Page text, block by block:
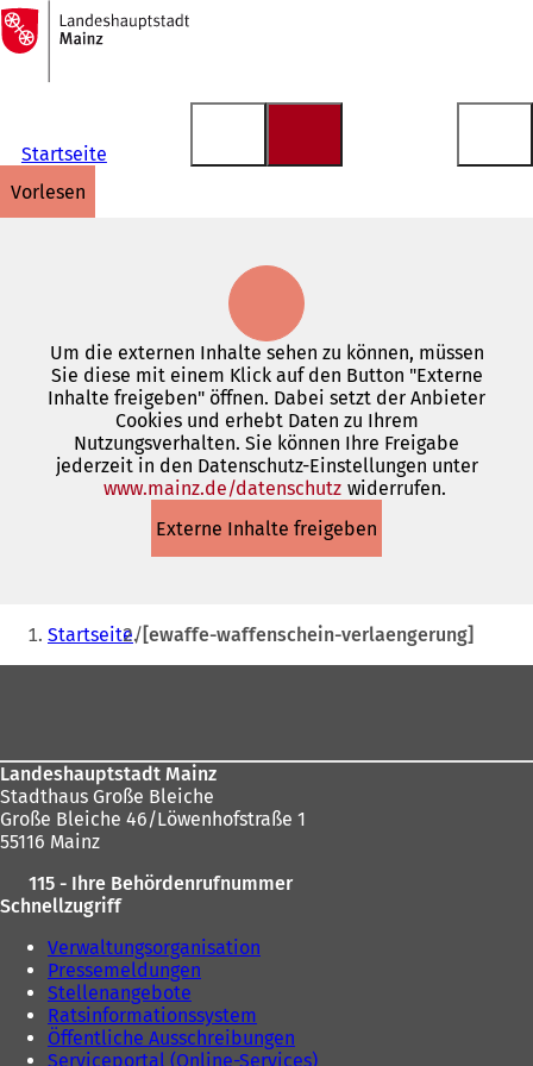
Inhalt anspringen
Zur
Startseite
Startseite
vorlesen
Um die externen Inhalte sehen zu können, müssen
Sie diese mit einem Klick auf den Button "Externe
Inhalte freigeben" öffnen. Dabei setzt der Anbieter
Cookies und erhebt Daten zu Ihrem
Nutzungsverhalten. Sie können Ihre Freigabe
jederzeit in den Datenschutz-Einstellungen unter
www.mainz.de/datenschutz(Öffnet
einem
neuen
widerrufen.
Externe Inhalte freigeben
Sie
befinden
Startseite [ewaffe-waffenschein-verlaengerung]
Landeshauptstadt Mainz
Stadthaus Große Bleiche
Große Bleiche 46/Löwenhofstraße 1
55116 Mainz
115 - Ihre Behördenrufnummer
Schnellzugriff
Verwaltungsorganisation
Pressemeldungen
Stellenangebote
Ratsinformationssystem
Öffentliche Ausschreibungen
Serviceportal (Online-Services)